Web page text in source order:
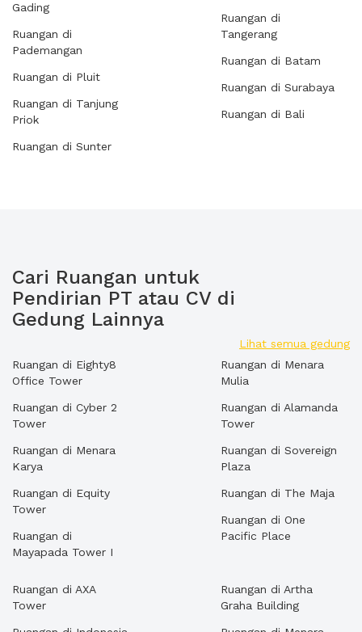
Gading
Ruangan di
Pademangan
Ruangan di Pluit
Ruangan di Tanjung
Priok
Ruangan di Sunter
Ruangan di
Tangerang
Ruangan di Batam
Ruangan di Surabaya
Ruangan di Bali
Cari Ruangan untuk
Pendirian PT atau CV di
Gedung Lainnya
Lihat semua gedung
Ruangan di Eighty8
Office Tower
Ruangan di Cyber 2
Tower
Ruangan di Menara
Karya
Ruangan di Equity
Tower
Ruangan di
Mayapada Tower I
Ruangan di Menara
Mulia
Ruangan di Alamanda
Tower
Ruangan di Sovereign
Plaza
Ruangan di The Maja
Ruangan di One
Pacific Place
Ruangan di AXA
Tower
Ruangan di Artha
Graha Building